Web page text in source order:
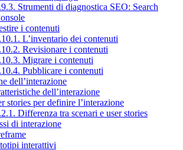
Strumenti di diagnostica SEO: Search
i contenuti
L’inventario dei contenuti
Revisionare i contenuti
Migrare i contenuti
Pubblicare i contenuti
dell’interazione
dell’interazione
stories per definire l’interazione
Differenza tra scenari e user stories
di interazione
interattivi